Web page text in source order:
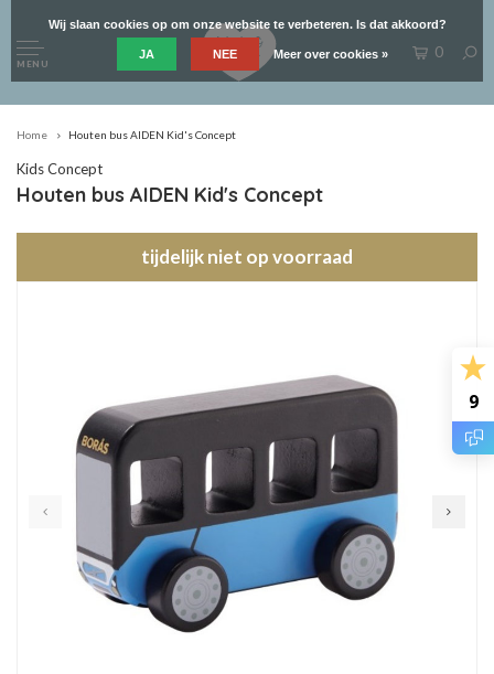
9
MENU
0
Home Houten bus AIDEN Kid's Concept
Kids Concept
Houten bus AIDEN Kid's Concept
tijdelijk niet op voorraad
Wij slaan cookies op om onze website te verbeteren. Is dat akkoord?
JA NEE Meer over cookies »